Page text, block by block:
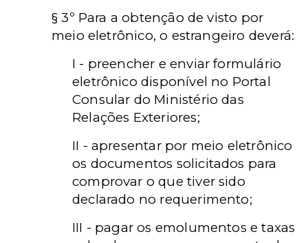
§ 3º Para a obtenção de visto por
meio eletrônico, o estrangeiro deverá:
I - preencher e enviar formulário
eletrônico disponível no Portal
Consular do Ministério das
Relações Exteriores;
II - apresentar por meio eletrônico
os documentos solicitados para
comprovar o que tiver sido
declarado no requerimento;
III - pagar os emolumentos e taxas